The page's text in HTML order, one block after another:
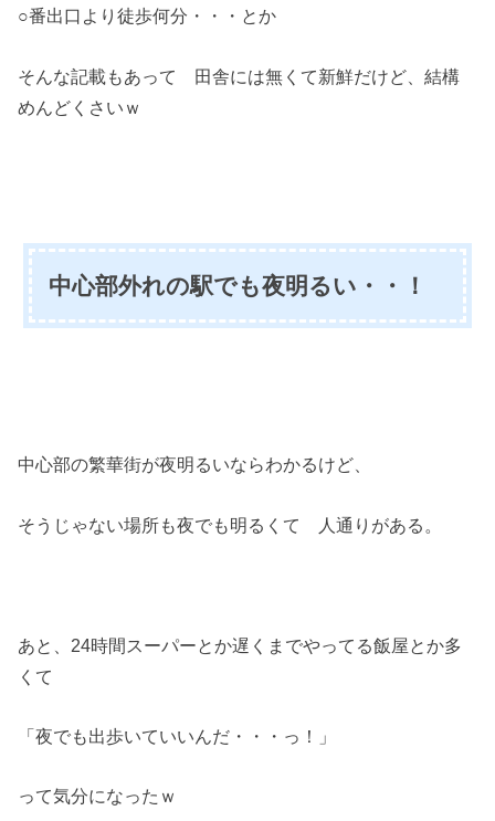
○番出口より徒歩何分・・・とか
そんな記載もあって 田舎には無くて新鮮だけど、結構
めんどくさいｗ
中心部外れの駅でも夜明るい・・！
中心部の繁華街が夜明るいならわかるけど、
そうじゃない場所も夜でも明るくて 人通りがある。
あと、24時間スーパーとか遅くまでやってる飯屋とか多
くて
「夜でも出歩いていいんだ・・・っ！」
って気分になったｗ